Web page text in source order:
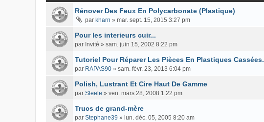
Rénover Des Feux En Polycarbonate (Plastique)
par kharn » mar. sept. 15, 2015 3:27 pm
Pour les interieurs cuir...
par Invité » sam. juin 15, 2002 8:22 pm
Tutoriel Pour Réparer Les Pièces En Plastiques Cassées.
par RAPAS90 » sam. févr. 23, 2013 6:04 pm
Polish, Lustrant Et Cire Haut De Gamme
par Steele » ven. mars 28, 2008 1:22 pm
Trucs de grand-mère
par Stephane39 » lun. déc. 05, 2005 8:20 am